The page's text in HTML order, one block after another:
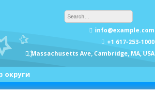
info@example.com
+1 617-253-1000
Massachusetts Ave, Cambridge, MA, USA
округи